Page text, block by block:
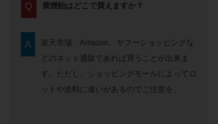
Q 禁煙飴はどこで買えますか？
A
楽天市場、Amazon、ヤフーショッピングな
どのネット通販であれば買うことが出来ま
す。ただし、ショッピングモールによってロ
ットや送料に違いがあるのでご注意を。